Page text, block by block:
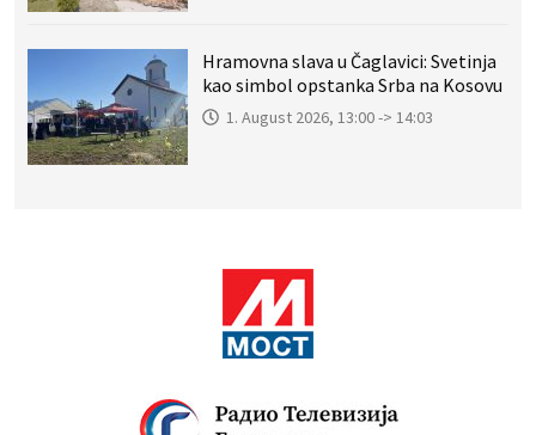
Hramovna slava u Čaglavici: Svetinja
kao simbol opstanka Srba na Kosovu
1. August 2026, 13:00 -> 14:03